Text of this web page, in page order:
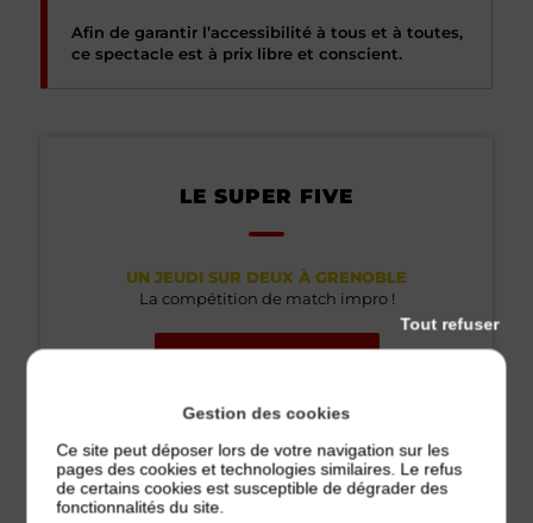
Afin de garantir l’accessibilité à tous et à toutes,
ce spectacle est à prix libre et conscient.
LE SUPER FIVE
UN JEUDI SUR DEUX À GRENOBLE
La compétition de match impro !
Plus d'informations
LOCALISATION
Gestion des cookies
Ce site peut déposer lors de votre navigation sur les
pages des cookies et technologies similaires. Le refus
de certains cookies est susceptible de dégrader des
fonctionnalités du site.
Tout refuser